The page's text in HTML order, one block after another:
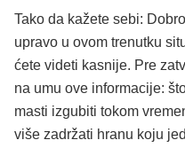
Tako da kažete sebi:
upravo u ovom trenutku
ćete videti kasnije. Pre
na umu ove informacije:
masti izgubiti tokom
više zadržati hranu koju